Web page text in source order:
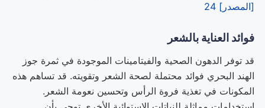
[المصدر] 24
فوائد العناية بالشعر
قد توفر الدهون الصحية والفيتامينات الموجودة في ثمرة جوز
الهند البحري فوائد محتملة لصحة الشعر وتقويته. قد تساهم هذه
المكونات في تغذية فروة الرأس وتحسين نعومة الشعر.